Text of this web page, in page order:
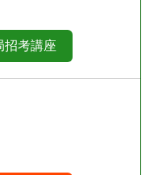
招考講座